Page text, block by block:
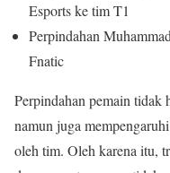
Esports ke tim T1
Perpindahan
Fnatic
Perpindahan pemain tidak
namun juga
oleh tim. Oleh karena itu,